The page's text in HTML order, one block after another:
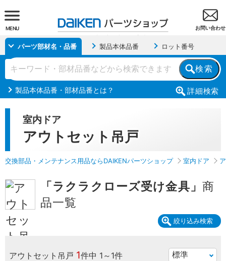
お問い合わせ
MENU
パーツ部材名・品番 製品本体品番 ロット番号
検索
詳細検索
製品本体品番・部材品番とは？
室内ドア
アウトセット吊戸
交換部品・メンテナンス用品ならDAIKENパーツショップ 室内ドア
「ラクラクローズ受け金具」 商
品一覧
絞り込み検索
アウトセット吊戸 1件中 1～1件